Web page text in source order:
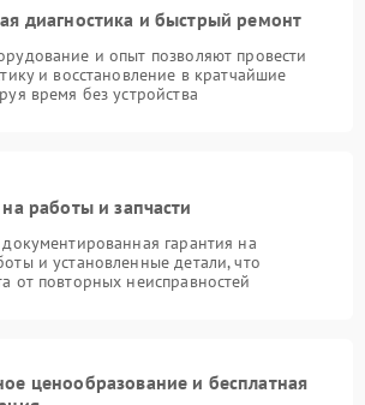
диагностика и быстрый ремонт
и опыт позволяют провести
и восстановление в кратчайшие
время без устройства
на работы и запчасти
документированная гарантия на
и установленные детали, что
от повторных неисправностей
ценообразование и бесплатная